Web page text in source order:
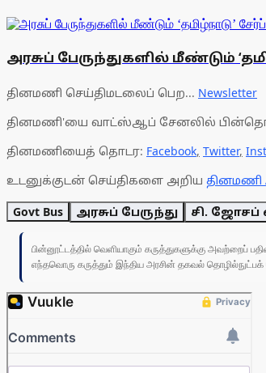
அரசுப் பேருந்துகளில் மீண்டும்
தினமணி செய்திமடலைப் பெற... Newsletter
தினமணி'யை வாட்ஸ்ஆப் சேனலில்
தினமணியைத் தொடர: Facebook, Twitter,
உடனுக்குடன் செய்திகளை அறிய தினமணி
Govt Bus அரசுப் பேருந்து சி. ஜோசப்
பின்னூட்டத்தில் வெளியாகும் கருத்துகளுக்கு அவற்றைப்
எந்தவொரு கருத்தும் இந்திய அரசின் தகவல் தொழில்நுட்பக்